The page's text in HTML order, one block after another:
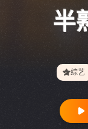
gt
半
综艺